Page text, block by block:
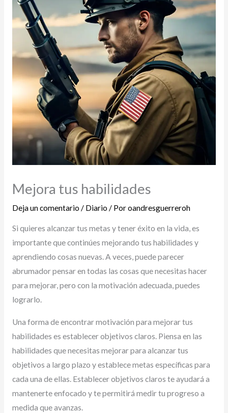
Mejora tus habilidades
Deja un comentario / Diario / Poroandresguerreroh
Si quieres alcanzar tus metas y tener éxito en la vida, es
importante que continúes mejorando tus habilidades y
aprendiendo cosas nuevas. A veces, puede parecer
abrumador pensar en todas las cosas que necesitas hacer
para mejorar, pero con la motivación adecuada, puedes
lograrlo.
Una forma de encontrar motivación para mejorar tus
habilidades es establecer objetivos claros. Piensa en las
habilidades que necesitas mejorar para alcanzar tus
objetivos a largo plazo y establece metas específicas para
cada una de ellas. Establecer objetivos claros te ayudará a
mantenerte enfocado y te permitirá medir tu progreso a
medida que avanzas.